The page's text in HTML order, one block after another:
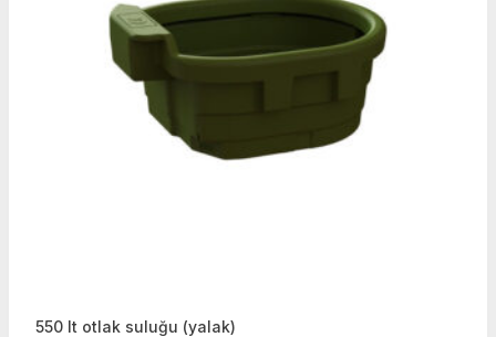
550 lt otlak suluğu (yalak)